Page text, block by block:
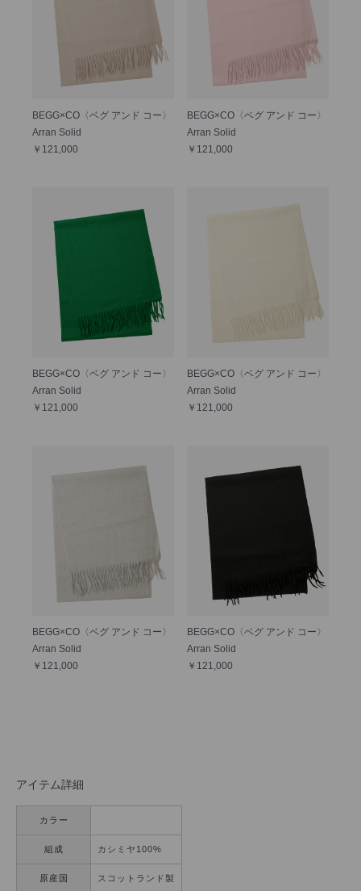
BEGG×CO〈ベグ アンド コー〉
Arran Solid
￥121,000
BEGG×CO〈ベグ アンド コー〉
Arran Solid
￥121,000
BEGG×CO〈ベグ アンド コー〉
Arran Solid
￥121,000
BEGG×CO〈ベグ アンド コー〉
Arran Solid
￥121,000
BEGG×CO〈ベグ アンド コー〉
Arran Solid
￥121,000
BEGG×CO〈ベグ アンド コー〉
Arran Solid
￥121,000
アイテム詳細
カラー
組成 カシミヤ100%
原産国 スコットランド製